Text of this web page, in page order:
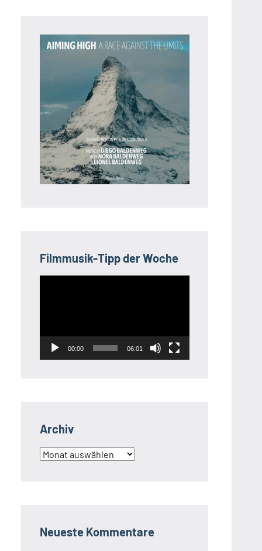
Filmmusik-Tipp der Woche
00:00 06:01
Archiv
Archiv
Neueste Kommentare